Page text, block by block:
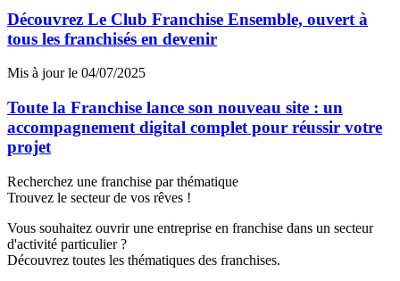
Découvrez Le Club Franchise Ensemble, ouvert à
tous les franchisés en devenir
Mis à jour le 04/07/2025
Toute la Franchise lance son nouveau site : un
accompagnement digital complet pour réussir votre
projet
Recherchez une franchise par thématique
Trouvez le secteur de vos rêves !
Vous souhaitez ouvrir une entreprise en franchise dans un secteur
d'activité particulier ?
Découvrez toutes les thématiques des franchises.